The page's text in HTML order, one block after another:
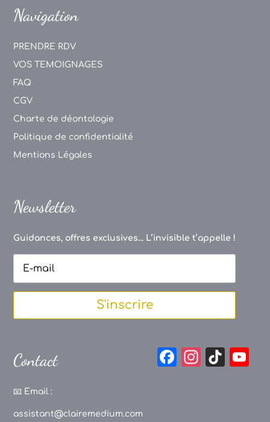
Navigation
PRENDRE RDV
VOS TEMOIGNAGES
FAQ
CGV
Charte de déontologie
Politique de confidentialité
Mentions Légales
Newsletter
Guidances, offres exclusives... L’invisible t’appelle !
S'inscrire
Contact
📧 Email :
assistant@clairemedium.com
F
In Ti